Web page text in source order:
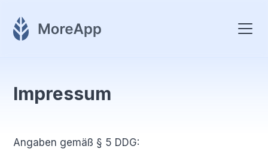
Impressum
Angaben gemäß § 5 DDG: